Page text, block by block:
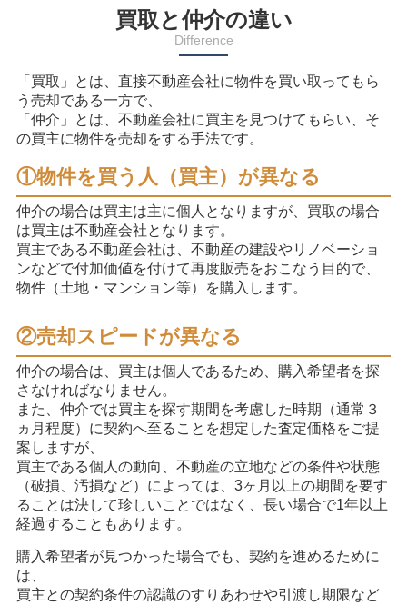
買取と仲介の違い
Difference
「買取」とは、直接不動産会社に物件を買い取ってもら
う売却である一方で、
「仲介」とは、不動産会社に買主を見つけてもらい、そ
の買主に物件を売却をする手法です。
①物件を買う人（買主）が異なる
仲介の場合は買主は主に個人となりますが、買取の場合
は買主は不動産会社となります。
買主である不動産会社は、不動産の建設やリノベーショ
ンなどで付加価値を付けて再度販売をおこなう目的で、
物件（土地・マンション等）を購入します。
②売却スピードが異なる
仲介の場合は、買主は個人であるため、購入希望者を探
さなければなりません。
また、仲介では買主を探す期間を考慮した時期（通常３
ヵ月程度）に契約へ至ることを想定した査定価格をご提
案しますが、
買主である個人の動向、不動産の立地などの条件や状態
（破損、汚損など）によっては、3ヶ月以上の期間を要す
ることは決して珍しいことではなく、長い場合で1年以上
経過することもあります。
購入希望者が見つかった場合でも、契約を進めるために
は、
買主との契約条件の認識のすりあわせや引渡し期限など